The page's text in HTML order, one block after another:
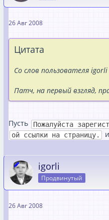
26 Авг 2008
Цитата
Со слов пользователя igorli
Патч, на первый взгляд,
Пусть
Пожалуйста
ой ссылки на страницу.
igorli
Продвинутый
26 Авг 2008